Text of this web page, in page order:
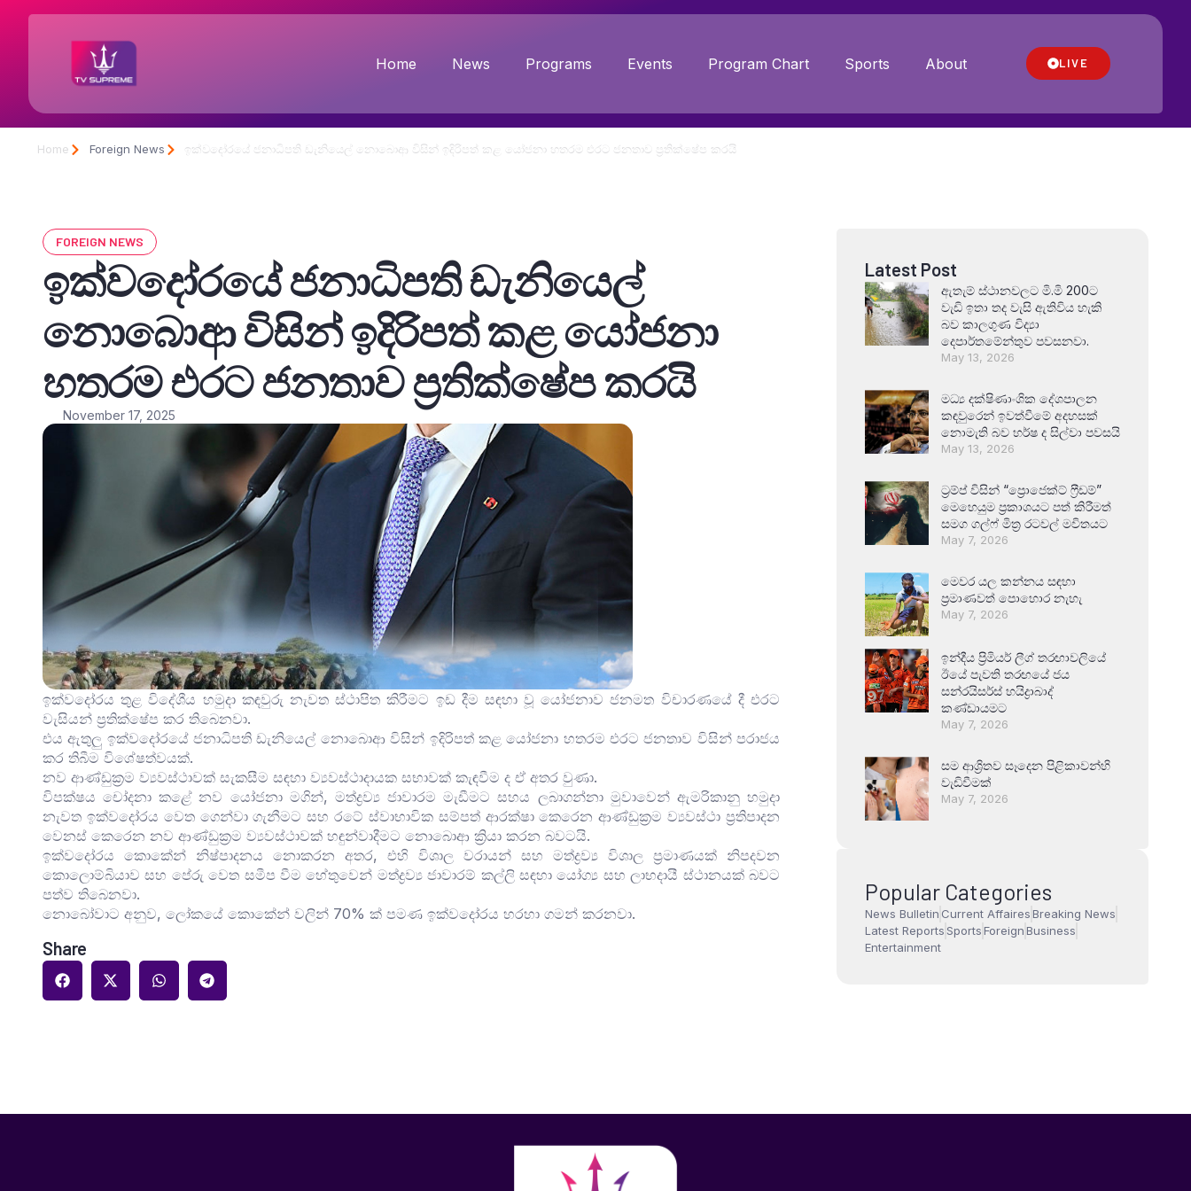
Home News Programs Events Program Chart Sports About LIVE
Home Foreign News ඉක්වදෝරයේ ජනාධිපති ඩැනියෙල් නොබොආ විසින් ඉදිරිපත් කළ යෝජනා හතරම එරට ජනතාව ප්‍රතික්ෂේප කරයි
FOREIGN NEWS
ඉක්වදෝරයේ ජනාධිපති ඩැනියෙල්
නොබොආ විසින් ඉදිරිපත් කළ යෝජනා
හතරම එරට ජනතාව ප්‍රතික්ෂේප කරයි
November 17, 2025
ඉක්වදෝරය තුළ විදේශීය හමුදා කඳවුරු නැවත ස්ථාපිත කිරීමට ඉඩ දීම සඳහා වූ යෝජනාව ජනමත විචාරණයේ දී එරට
වැසියන් ප්‍රතික්ෂේප කර තිබෙනවා.
එය ඇතුලු ඉක්වදෝරයේ ජනාධිපති ඩැනියෙල් නොබොආ විසින් ඉදිරිපත් කළ යෝජනා හතරම එරට ජනතාව විසින් පරාජය
කර තිබීම විශේෂත්වයක්.
නව ආණ්ඩුක්‍රම ව්‍යවස්ථාවක් සැකසීම සඳහා ව්‍යවස්ථාදායක සභාවක් කැඳවීම ද ඒ අතර වුණා.
විපක්ෂය චෝදනා කළේ නව යෝජනා මගින්, මත්ද්‍රව්‍ය ජාවාරම මැඩීමට සහය ලබාගන්නා මුවාවෙන් ඇමරිකානු හමුදා
නැවත ඉක්වදෝරය වෙත ගෙන්වා ගැනීමට සහ රටේ ස්වාභාවික සම්පත් ආරක්ෂා කෙරෙන ආණ්ඩුක්‍රම ව්‍යවස්ථා ප්‍රතිපාදන
වෙනස් කෙරෙන නව ආණ්ඩුක්‍රම ව්‍යවස්ථාවක් හඳුන්වාදීමට නොබොආ ක්‍රියා කරන බවටයි.
ඉක්වදෝරය කොකේන් නිෂ්පාදනය නොකරන අතර, එහි විශාල වරායන් සහ මත්ද්‍රව්‍ය විශාල ප්‍රමාණයක් නිපදවන
කොලොම්බියාව සහ පේරු වෙත සමීප වීම හේතුවෙන් මත්ද්‍රව්‍ය ජාවාරම් කල්ලි සඳහා යෝග්‍ය සහ ලාභදායී ස්ථානයක් බවට
පත්ව තිබෙනවා.
නොබෝවාට අනුව, ලෝකයේ කොකේන් වලින් 70% ක් පමණ ඉක්වදෝරය හරහා ගමන් කරනවා.
Share
Latest Post
ඇතැම් ස්ථානවලට මි.මි 200ට
වැඩි ඉතා තද වැසි ඇතිවිය හැකි
බව කාලගුණ විද්‍යා
දෙපාර්තමේන්තුව පවසනවා.
May 13, 2026
මධ්‍ය දක්ෂිණාංශික දේශපාලන
කඳවුරෙන් ඉවත්වීමේ අදහසක්
නොමැති බව හර්ෂ ද සිල්වා පවසයි
May 13, 2026
ට්‍රම්ප් විසින් “ප්‍රොජෙක්ට් ෆ්‍රීඩම්”
මෙහෙයුම ප්‍රකාශයට පත් කිරීමත්
සමග ගල්ෆ් මිත්‍ර රටවල් මවිතයට
May 7, 2026
මෙවර යල කන්නය සඳහා
ප්‍රමාණවත් පොහොර නැහැ
May 7, 2026
ඉන්දීය ප්‍රිමියර් ලීග් තරඟාවලියේ
ඊයේ පැවති තරඟයේ ජය
සන්රයිසර්ස් හයිද්‍රාබාද්
කණ්ඩායමට
May 7, 2026
සම ආශ්‍රිතව සෑදෙන පිළිකාවන්හි
වැඩිවීමක්
May 7, 2026
Popular Categories
News Bulletin Current AffairesBreaking News
Latest ReportsSportsForeignBusiness
Entertainment